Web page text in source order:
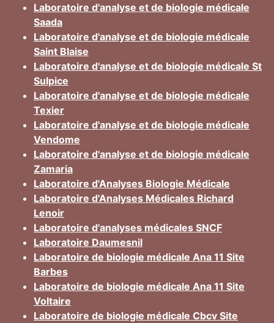
Laboratoire d'analyse et de biologie médicale
Saada
Laboratoire d'analyse et de biologie médicale
Saint Blaise
Laboratoire d'analyse et de biologie médicale St
Sulpice
Laboratoire d'analyse et de biologie médicale
Texier
Laboratoire d'analyse et de biologie médicale
Vendome
Laboratoire d'analyse et de biologie médicale
Zamaria
Laboratoire d'Analyses Biologie Médicale
Laboratoire d'Analyses Médicales Richard
Lenoir
Laboratoire d'analyses médicales SNCF
Laboratoire Daumesnil
Laboratoire de biologie médicale Ana 11 Site
Barbes
Laboratoire de biologie médicale Ana 11 Site
Voltaire
Laboratoire de biologie médicale Cbcv Site